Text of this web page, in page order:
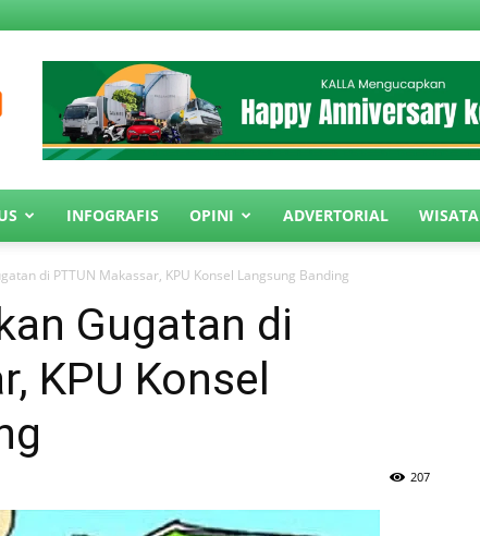
INFOGRAFIS OPINI ADVERTORIAL WISATA
di PTTUN Makassar, KPU Konsel Langsung Banding
Gugatan di
KPU Konsel
207